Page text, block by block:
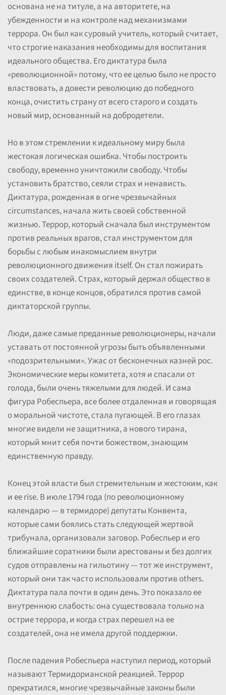
основана не на титуле, а на авторитете, на
убежденности и на контроле над механизмами
террора. Он был как суровый учитель, который считает,
что строгие наказания необходимы для воспитания
идеального общества. Его диктатура была
«революционной» потому, что ее целью было не просто
властвовать, а довести революцию до победного
конца, очистить страну от всего старого и создать
новый мир, основанный на добродетели.
Но в этом стремлении к идеальному миру была
жестокая логическая ошибка. Чтобы построить
свободу, временно уничтожили свободу. Чтобы
установить братство, сеяли страх и ненависть.
Диктатура, рожденная в огне чрезвычайных
circumstances, начала жить своей собственной
жизнью. Террор, который сначала был инструментом
против реальных врагов, стал инструментом для
борьбы с любым инакомыслием внутри
революционного движения itself. Он стал пожирать
своих создателей. Страх, который держал общество в
единстве, в конце концов, обратился против самой
диктаторской группы.
Люди, даже самые преданные революционеры, начали
уставать от постоянной угрозы быть объявленными
«подозрительными». Ужас от бесконечных казней рос.
Экономические меры комитета, хотя и спасали от
голода, были очень тяжелыми для людей. И сама
фигура Робеспьера, все более отдаленная и говорящая
о моральной чистоте, стала пугающей. В его глазах
многие видели не защитника, а нового тирана,
который мнит себя почти божеством, знающим
единственную правду.
Конец этой власти был стремительным и жестоким, как
и ее rise. В июле 1794 года (по революционному
календарю — в термидоре) депутаты Конвента,
которые сами боялись стать следующей жертвой
трибунала, организовали заговор. Робеспьер и его
ближайшие соратники были арестованы и без долгих
судов отправлены на гильотину — тот же инструмент,
который они так часто использовали против others.
Диктатура пала почти в один день. Это показало ее
внутреннюю слабость: она существовала только на
острие террора, и когда страх перешел на ее
создателей, она не имела другой поддержки.
После падения Робеспьера наступил период, который
называют Термидорианской реакцией. Террор
прекратился, многие чрезвычайные законы были